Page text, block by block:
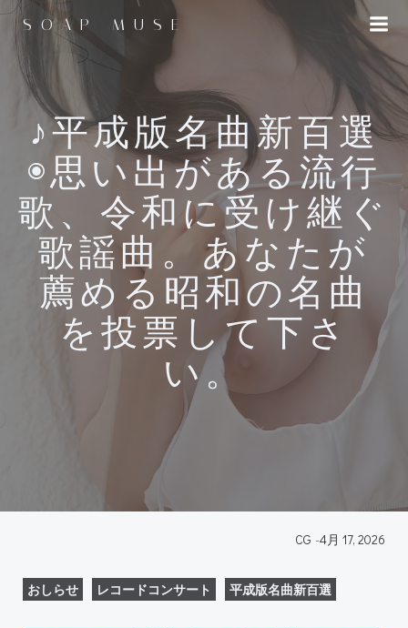
ツ
へ
ス
キ
プ
SOAP MUSE
♪平成版名曲新百選
◉思い出がある流行
歌、令和に受け継ぐ
歌謡曲。あなたが
薦める昭和の名曲
を投票して下さ
い。
CG -4月 17, 2026
おしらせ レコードコンサート 平成版名曲新百選